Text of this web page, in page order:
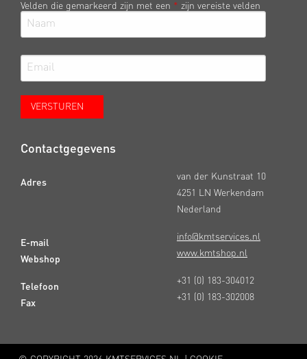
Velden die gemarkeerd zijn met een * zijn vereiste velden
Contactgegevens
Adres
E-mail
Webshop
Telefoon
Fax
van der Kunstraat 10
4251 LN Werkendam
Nederland
info@kmtservices.nl
www.kmtshop.nl
+31 (0) 183-304012
+31 (0) 183-302008